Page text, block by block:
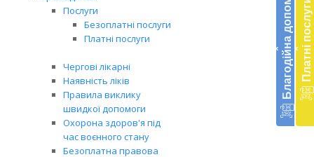
Послуги
Безоплатні послуги
Платні послуги
Чергові лікарні
Наявність ліків
Правила виклику
швидкої допомоги
Охорона здоров'я під
час воєнного стану
Безоплатна правова
‹ Благодійна допомога ‹ Платні послуги